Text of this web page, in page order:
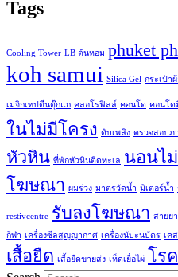
Tags
Cooling Tower LB ต้นหอม phuket
koh samui Silica Gel กระเป๋าผ้
เมจิกเทปตีนตุ๊กแก คลอโรฟิลล์ คอนโด คอนโด
ในไม่มีโครง ดับเพลิง ตรวจสอบภ
หัวหิน ที่พักหัวหินติดทะเล นอนไ
โฆษณา ผมร่วง มาตรวัดน้ำ มิเตอร์น้ำ
restivcentre รับลงโฆษณา สายย
กีฬา เครื่องซีลสูญญากาศ เครื่องนับะนบัตร เค
เสื้อยืด เสื้อยืดขายส่ง เห็ดเยื่อไผ่ โร